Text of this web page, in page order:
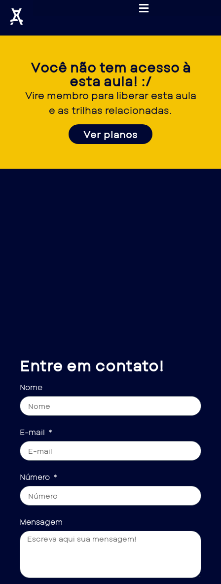
Você não tem acesso à
esta aula! :/
Vire membro para liberar esta aula
e as trilhas relacionadas.
Ver planos
Entre em contato!
Nome
E-mail
Número
Mensagem